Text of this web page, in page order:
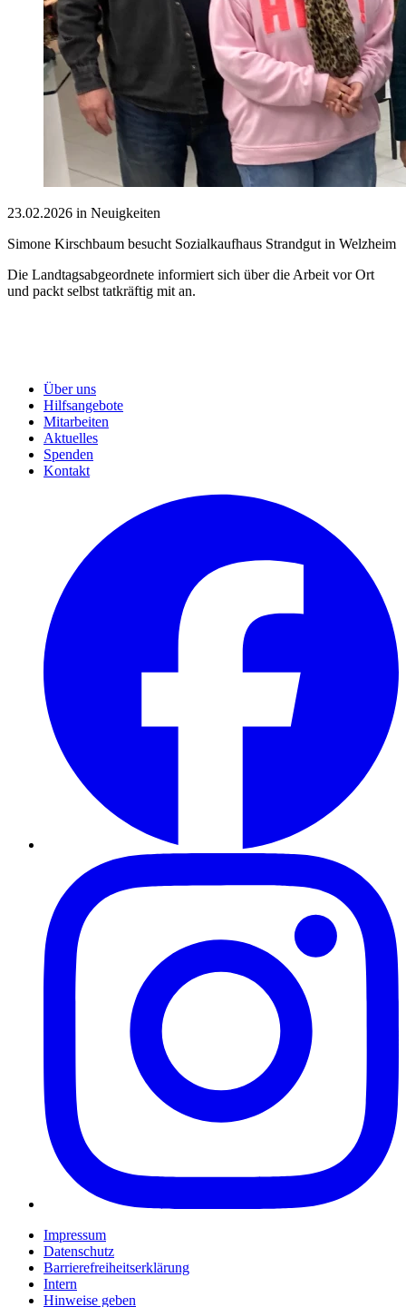
23.02.2026 in Neuigkeiten
Simone Kirschbaum besucht Sozialkaufhaus Strandgut in Welzheim
Die Landtagsabgeordnete informiert sich über die Arbeit vor Ort
und packt selbst tatkräftig mit an.
Über uns
Hilfsangebote
Mitarbeiten
Aktuelles
Spenden
Kontakt
Impressum
Datenschutz
Barrierefreiheitserklärung
Intern
Hinweise geben